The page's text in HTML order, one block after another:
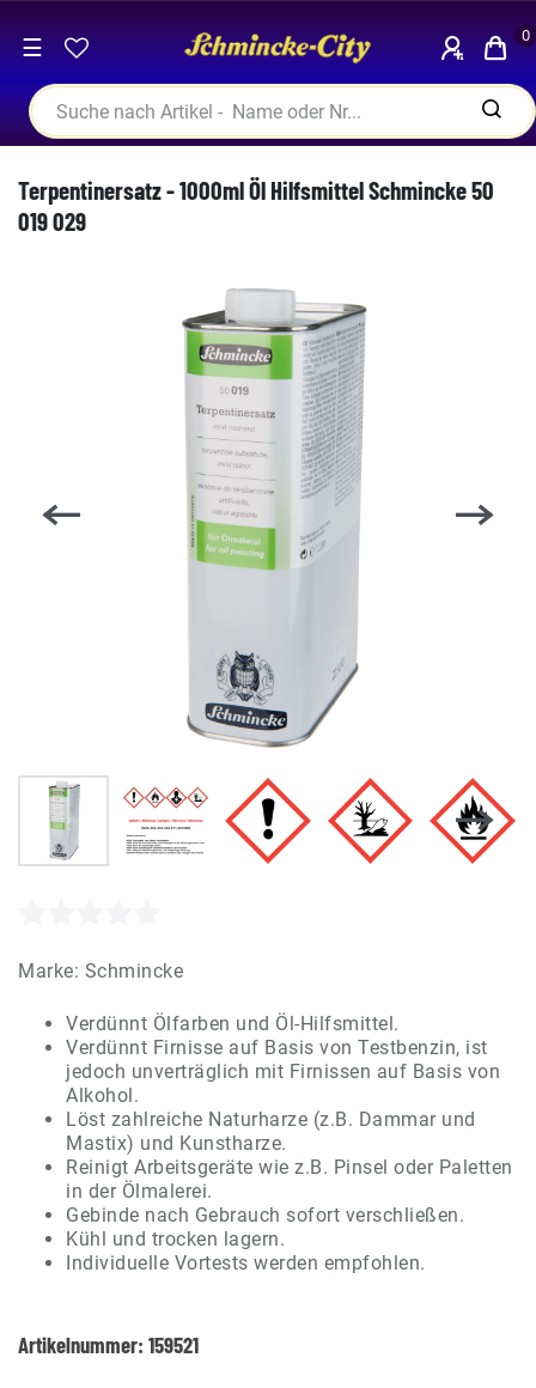
☰ 0
Terpentinersatz - 1000ml Öl Hilfsmittel Schmincke 50
019 029
Marke: Schmincke
Verdünnt Ölfarben und Öl-Hilfsmittel.
Verdünnt Firnisse auf Basis von Testbenzin, ist
jedoch unverträglich mit Firnissen auf Basis von
Alkohol.
Löst zahlreiche Naturharze (z.B. Dammar und
Mastix) und Kunstharze.
Reinigt Arbeitsgeräte wie z.B. Pinsel oder Paletten
in der Ölmalerei.
Gebinde nach Gebrauch sofort verschließen.
Kühl und trocken lagern.
Individuelle Vortests werden empfohlen.
Artikelnummer: 159521